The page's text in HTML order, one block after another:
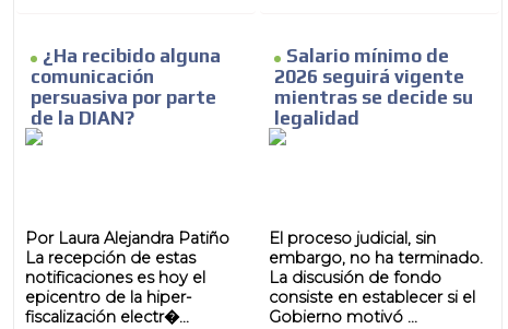
¿Ha recibido alguna
comunicación
persuasiva por parte
de la DIAN?
Por Laura Alejandra Patiño
La recepción de estas
notificaciones es hoy el
epicentro de la hiper-
fiscalización electr�...
Salario mínimo de
2026 seguirá vigente
mientras se decide su
legalidad
El proceso judicial, sin
embargo, no ha terminado.
La discusión de fondo
consiste en establecer si el
Gobierno motivó ...
MVE
ADVERTISEMENT
MEDIUM